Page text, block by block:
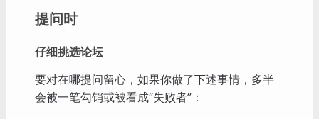
提问时
仔细挑选论坛
要对在哪提问留心，如果你做了下述事情，多半
会被一笔勾销或被看成“失败者”：